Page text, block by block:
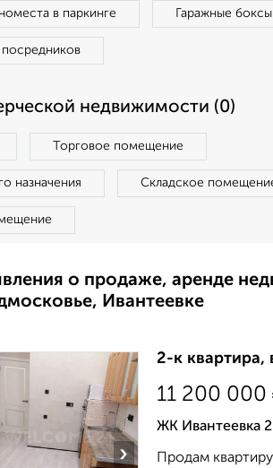
в паркинге Гаражные боксы
посредников
недвижимости (0)
Торговое помещение
назначения Складское
о продаже, аренде
Ивантеевке
›
2-к квартира,
11 200 000
ЖК Ивантеевка
Продам